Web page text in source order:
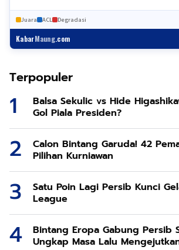
Juara ACL Degradasi
KabarMaung.com
Terpopuler
Balsa Sekulic vs Hide
Gol Piala Presiden?
Calon Bintang Garuda! 42
Pilihan Kurniawan
Satu Poin Lagi Persib Kunci
League
Bintang Eropa Gabung Persib
Ungkap Masa Lalu